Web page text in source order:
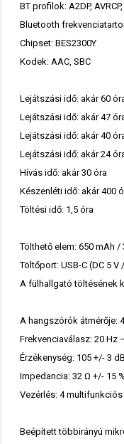
BT profilok: A2DP, AVRCP,
Bluetooth
Chipset: BES2300Y
Kodek: AAC, SBC
Lejátszási idő: akár 60
Lejátszási idő: akár 47
Lejátszási idő: akár 40
Lejátszási idő: akár 24
Hívás idő: akár 30 óra
Készenléti idő: akár 400
Töltési idő: 1,5 óra
Tölthető elem: 650 mAh /
Töltőport: USB-C (DC 5 V
A fülhallgató töltésének
A hangszórók átmérője:
Frekvenciaválasz: 20 Hz
Érzékenység: 105 +/- 3
Impedancia: 32 Ω +/- 15 %
Vezérlés: 4
Beépített többirányú